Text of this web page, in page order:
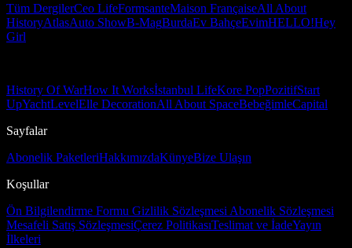
Tüm DergilerCeo LifeFormsanteMaison FrançaiseAll About
HistoryAtlasAuto ShowB-MagBurdaEv BahçeEvimHELLO!Hey
Girl
History Of WarHow It Worksİstanbul LifeKore PopPozitifStart
UpYachtLevelElle DecorationAll About SpaceBebeğimleCapital
Sayfalar
Abonelik PaketleriHakkımızdaKünyeBize Ulaşın
Koşullar
Ön Bilgilendirme Formu Gizlilik Sözleşmesi Abonelik Sözleşmesi
Mesafeli Satış SözleşmesiÇerez PolitikasıTeslimat ve İadeYayın
İlkeleri